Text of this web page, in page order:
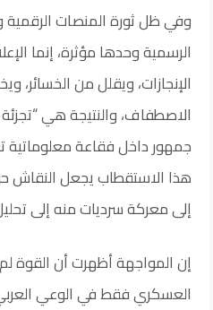
وفي ظل ثورة المنصات الرقمية
الرسمية وحدها مؤثرة، إنما
الإنجازات، ويقلل من الخسائر،
الاصطفاف، والنتيجة هي
جمهور داخل فقاعة معلوماتية
هذا الاستقطاب يجعل النقاش
إلى معركة سرديات منه إلى
إن المواجهة أظهرت أن القوة
العسكري فقط في الوعي